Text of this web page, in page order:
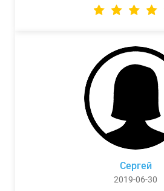
Сергей
2019-06-30